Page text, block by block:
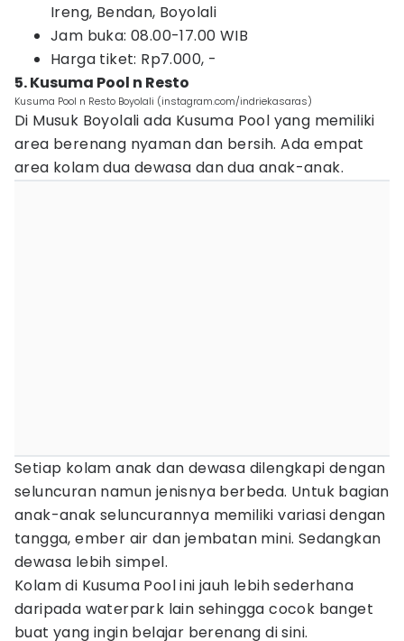
Ireng, Bendan, Boyolali
Jam buka: 08.00-17.00 WIB
Harga tiket: Rp7.000, -
5. Kusuma Pool n Resto
Kusuma Pool n Resto Boyolali (instagram.com/indriekasaras)
Di Musuk Boyolali ada Kusuma Pool yang memiliki
area berenang nyaman dan bersih. Ada empat
area kolam dua dewasa dan dua anak-anak.
Setiap kolam anak dan dewasa dilengkapi dengan
seluncuran namun jenisnya berbeda. Untuk bagian
anak-anak seluncurannya memiliki variasi dengan
tangga, ember air dan jembatan mini. Sedangkan
dewasa lebih simpel.
Kolam di Kusuma Pool ini jauh lebih sederhana
daripada waterpark lain sehingga cocok banget
buat yang ingin belajar berenang di sini.